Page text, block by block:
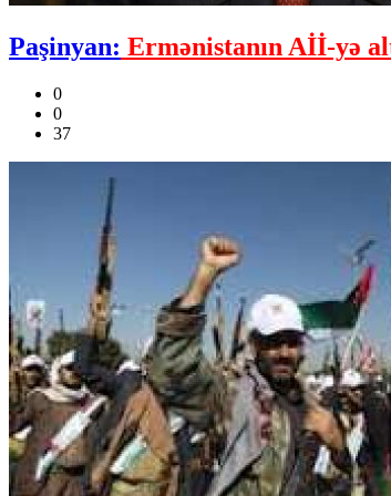
Paşinyan: Ermənistanın Aİİ-yə
0
0
37